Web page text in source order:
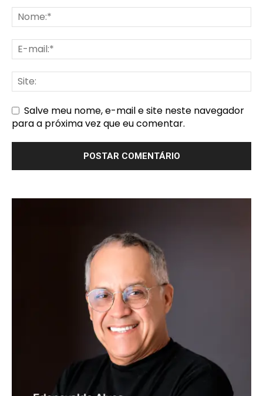
Salve meu nome, e-mail e site neste navegador
para a próxima vez que eu comentar.